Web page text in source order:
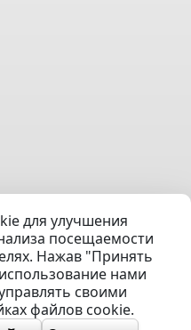
выкуп и обмен | УНП
для улучшения
посещаемости
Нажав "Принять
нами
своими
файлов cookie.